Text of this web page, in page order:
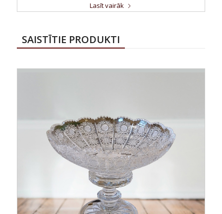
Lasīt vairāk
SAISTĪTIE PRODUKTI